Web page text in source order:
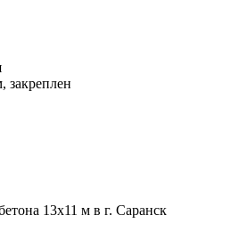
закреплен
13х11 м в г. Саранск